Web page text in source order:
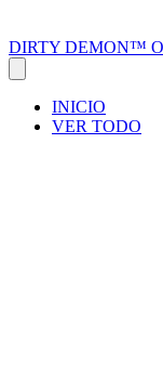
DIRTY DEMON™
INICIO
VER TODO